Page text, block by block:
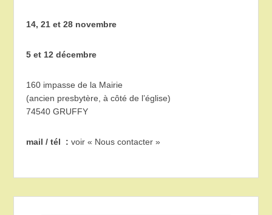
14, 21 et 28 novembre
5 et 12 décembre
160 impasse de la Mairie
(ancien presbytère, à côté de l’église)
74540 GRUFFY
mail / tél :voir « Nous contacter »